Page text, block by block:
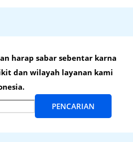
harap sabar sebentar karna
dan wilayah layanan kami
PENCARIAN